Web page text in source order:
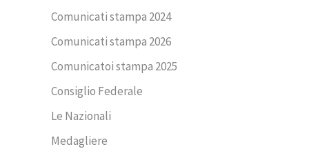
Comunicati stampa 2024
Comunicati stampa 2026
Comunicatoi stampa 2025
Consiglio Federale
Le Nazionali
Medagliere